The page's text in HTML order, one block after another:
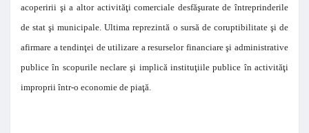
acoperirii şi a altor activităţi comerciale desfăşurate de întreprinderile
de stat şi municipale. Ultima reprezintă o sursă de coruptibilitate şi de
afirmare a tendinţei de utilizare a resurselor financiare şi administrative
publice în scopurile neclare şi implică instituţiile publice în activităţi
improprii într-o economie de piaţă.